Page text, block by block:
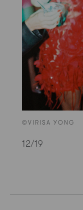
©VIRISA YONG
12/19